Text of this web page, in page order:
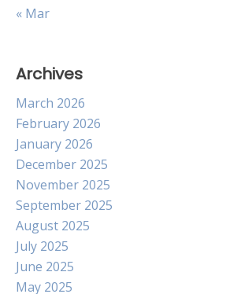
« Mar
Archives
March 2026
February 2026
January 2026
December 2025
November 2025
September 2025
August 2025
July 2025
June 2025
May 2025